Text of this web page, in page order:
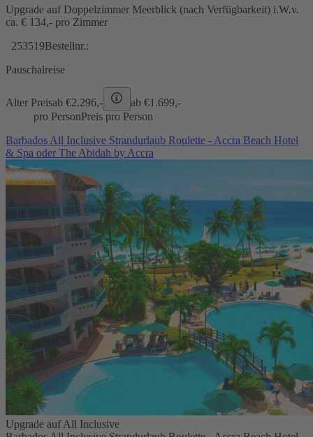
Upgrade auf Doppelzimmer Meerblick (nach Verfügbarkeit) i.W.v.
ca. € 134,- pro Zimmer
253519Bestellnr.:
Pauschalreise
Alter Preisab €2.296,- ab €1.699,-
pro PersonPreis pro Person
Barbados All Inclusive Strandurlaub Roulette - Accra Beach Hotel
& Spa oder The Abidah by Accra
Upgrade auf All Inclusive